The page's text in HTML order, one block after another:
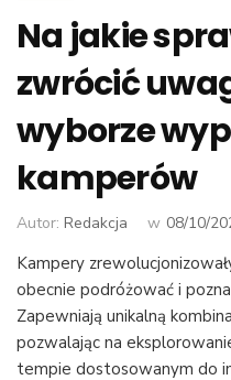
Na jakie
zwrócić
wyborze
kamperów
Autor: Redakcja w 08/10/
Kampery
obecnie podróżować i
Zapewniają unikalną
pozwalając na
tempie dostosowanym do